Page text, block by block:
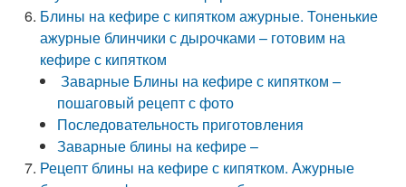
Блины на кефире с кипятком ажурные. Тоненькие
ажурные блинчики с дырочками – готовим на
кефире с кипятком
Заварные Блины на кефире с кипятком –
пошаговый рецепт с фото
Последовательность приготовления
Заварные блины на кефире –
Рецепт блины на кефире с кипятком. Ажурные